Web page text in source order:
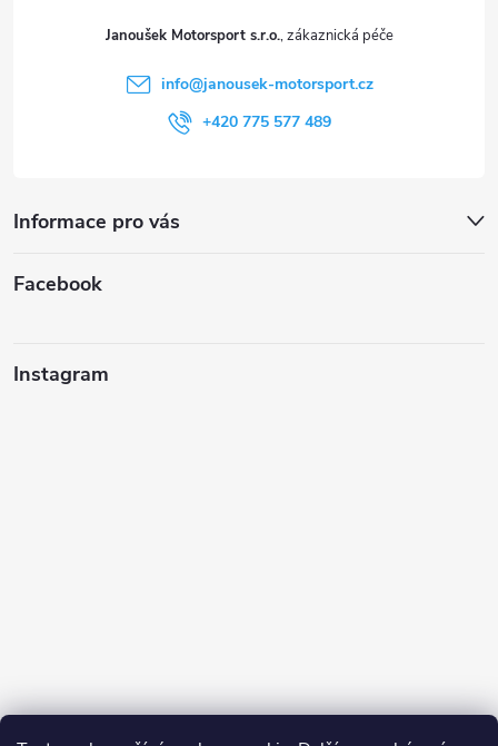
Janoušek Motorsport s.r.o.
info@janousek-motorsport.cz
+420 775 577 489
Informace pro vás
Facebook
Instagram